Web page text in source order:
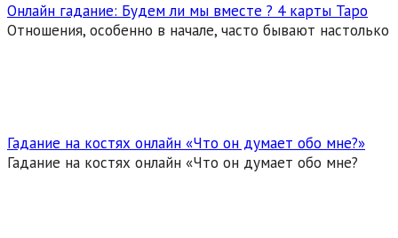
Онлайн гадание: Будем ли мы вместе ? 4 карты Таро
Отношения, особенно в начале, часто бывают настолько
Гадание на костях онлайн «Что он думает обо мне?»
Гадание на костях онлайн «Что он думает обо мне?